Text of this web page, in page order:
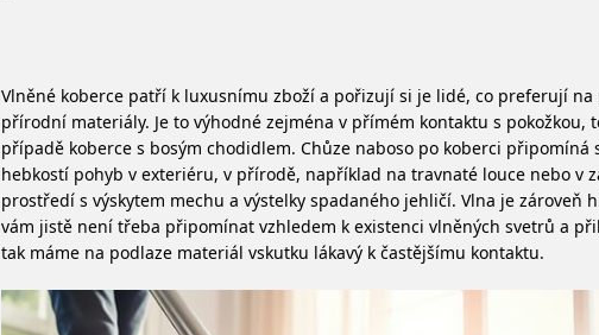
Vlněné koberce patří k luxusnímu zboží a pořizují si je lidé, co preferují na
přírodní materiály. Je to výhodné zejména v přímém kontaktu s pokožkou,
případě koberce s bosým chodidlem. Chůze naboso po koberci připomíná
hebkostí pohyb v exteriéru, v přírodě, například na travnaté louce nebo v
prostředí s výskytem mechu a výstelky spadaného jehličí. Vlna je zároveň
vám jistě není třeba připomínat vzhledem k existenci vlněných svetrů a
tak máme na podlaze materiál vskutku lákavý k častějšímu kontaktu.